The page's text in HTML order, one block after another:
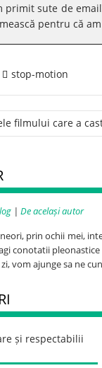
primit sute de
pentru că
stop-motion
filmului care a
| De același autor
prin ochii mei,
conotatii
vom ajunge sa ne